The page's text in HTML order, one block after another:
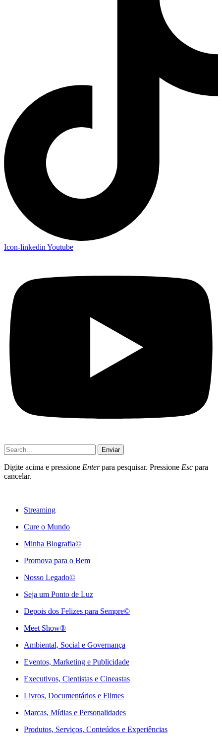
Icon-linkedin Youtube
Enviar
Digite acima e pressione Enterpara pesquisar. Pressione Esc para
cancelar.
Streaming
Cure o Mundo
Minha Biografia©
Promova para o Bem
Nosso Legado©
Seja um Ponto de Luz
Depois dos Felizes para Sempre©️
Meet Show®
Ambiental, Social e Governança
Eventos, Marketing e Publicidade
Executivos, Cientistas e Cineastas
⁠Livros, Documentários e Filmes
Marcas, Mídias e Personalidades
⁠Produtos, Serviços, Conteúdos e Experiências